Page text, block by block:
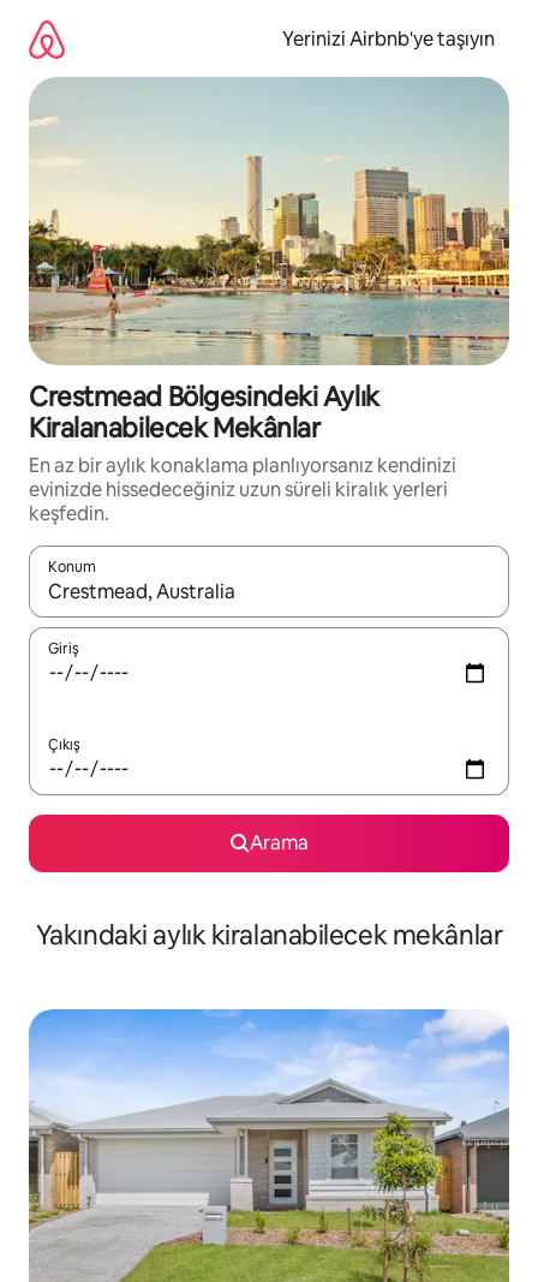
Yerinizi Airbnb'ye taşıyın
Crestmead Bölgesindeki Aylık
Kiralanabilecek Mekânlar
En az bir aylık konaklama planlıyorsanız kendinizi
evinizde hissedeceğiniz uzun süreli kiralık yerleri
keşfedin.
Konum
Sonuçlar kullanılabilir olduğunda yukarı ve aşağı oklarıyla
Giriş
Çıkış
Arama
Yakındaki aylık kiralanabilecek mekânlar